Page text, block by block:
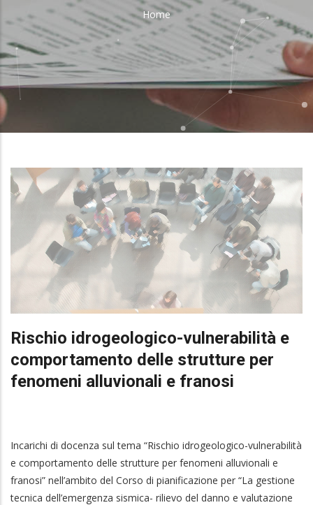
Breadcrumb
Home
Rischio idrogeologico-vulnerabilità e
comportamento delle strutture per
fenomeni alluvionali e franosi
Incarichi di docenza sul tema “Rischio idrogeologico-vulnerabilità
e comportamento delle strutture per fenomeni alluvionali e
franosi” nell’ambito del Corso di pianificazione per “La gestione
tecnica dell’emergenza sismica- rilievo del danno e valutazione